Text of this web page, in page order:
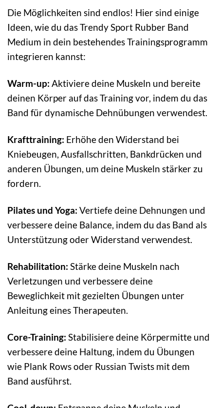
Die Möglichkeiten sind endlos! Hier sind einige
Ideen, wie du das Trendy Sport Rubber Band
Medium in dein bestehendes Trainingsprogramm
integrieren kannst:
Warm-up: Aktiviere deine Muskeln und bereite
deinen Körper auf das Training vor, indem du das
Band für dynamische Dehnübungen verwendest.
Krafttraining: Erhöhe den Widerstand bei
Kniebeugen, Ausfallschritten, Bankdrücken und
anderen Übungen, um deine Muskeln stärker zu
fordern.
Pilates und Yoga: Vertiefe deine Dehnungen und
verbessere deine Balance, indem du das Band als
Unterstützung oder Widerstand verwendest.
Rehabilitation: Stärke deine Muskeln nach
Verletzungen und verbessere deine
Beweglichkeit mit gezielten Übungen unter
Anleitung eines Therapeuten.
Core-Training: Stabilisiere deine Körpermitte und
verbessere deine Haltung, indem du Übungen
wie Plank Rows oder Russian Twists mit dem
Band ausführst.